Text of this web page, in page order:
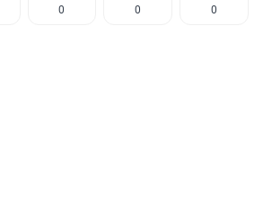
0 0 0